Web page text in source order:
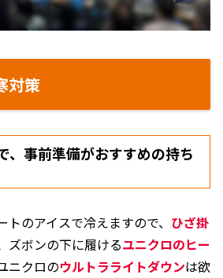
対策
、事前準備がおすすめの持ち
のアイスで冷えますので、 ひざ掛
ズボンの下に履けるユニクロのヒー
ニクロのウルトラライトダウンは欲